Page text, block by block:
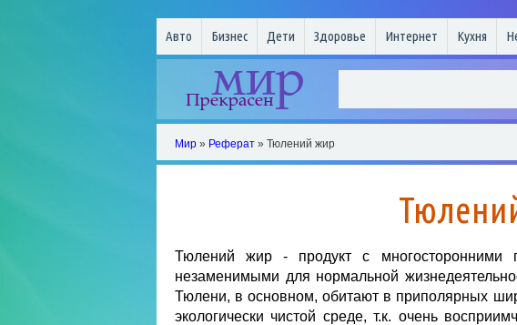
Авто Бизнес Дети Здоровье Интернет Кухня
Мир » Реферат » Тюлений жир
Тюлений жир - продукт с многосторонними
незаменимыми для нормальной
Тюлени, в основном, обитают в приполярных
экологически чистой среде, т.к. очень